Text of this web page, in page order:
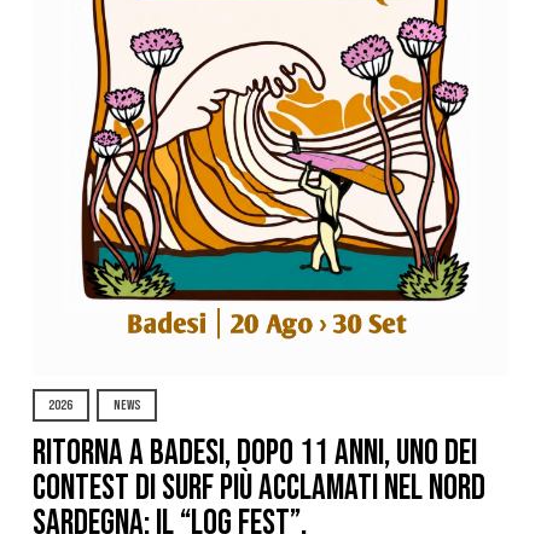
2026 NEWS
Ritorna a Badesi, dopo 11 anni, uno dei
contest di surf più acclamati nel nord
Sardegna: il “Log Fest”.